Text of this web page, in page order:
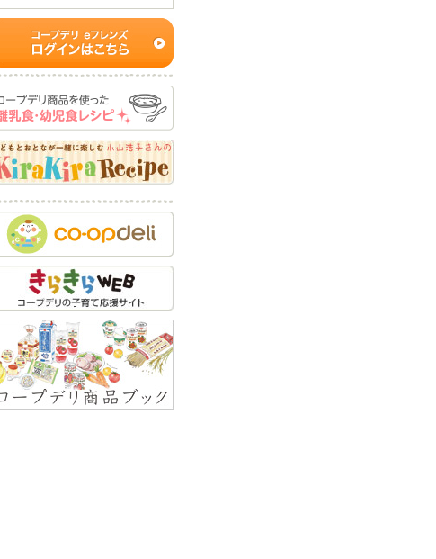
わるQ&A
離乳の進め方にまつわる
Q&A
衛生面にまつわるQ&A
飲み物にまつわるQ&A
着替えにまつわるQ&A
パパと育児にまつわる
Q&A
母乳にまつわるQ&A
おでかけにまつわるQ&A
クセの矯正にまつわる
Q&A
しつけにまつわるQ&A
教育方針にまつわるQ&A
笑顔にまつわるQ&A
情緒教育にまつわるQ&A
安全対策にまつわるQ&A
習い事にまつわるQ&A
泣くことにまつわるQ&A
夏の食べ物にまつわる